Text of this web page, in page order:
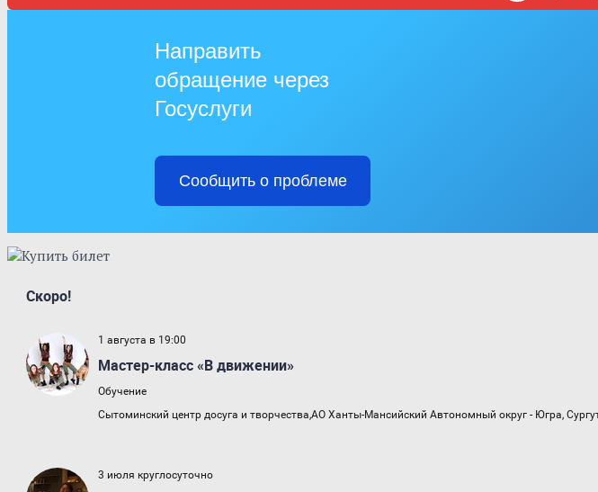
Направить
обращение через
Госуслуги
Сообщить о проблеме